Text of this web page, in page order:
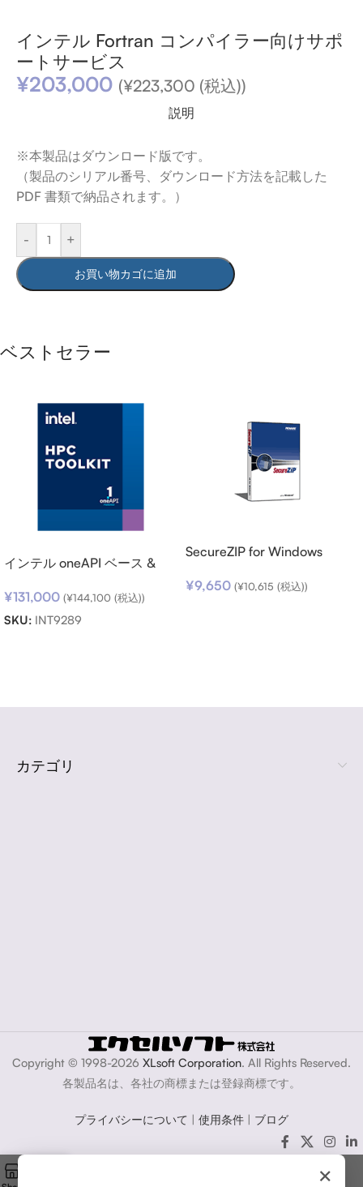
インテル Fortran コンパイラー向けサポ
ートサービス
¥203,000 (¥223,300 (税込))
説明
※本製品はダウンロード版です。
（製品のシリアル番号、ダウンロード方法を記載した
PDF 書類で納品されます。）
- +
お買い物カゴに追加
ベストセラー
インテル oneAPI ベース &
ノード) SSR (期限内更新用)
¥131,000 (¥144,100 (税込))
SKU: INT9289
SecureZIP for Windows
ンロード
¥9,650 (¥10,615 (税込))
カテゴリ
Copyright © 1998-2026 XLsoft Corporation. All Rights Reserved.
各製品名は、各社の商標または登録商標です。
プライバシーについて | 使用条件 | ブログ
×